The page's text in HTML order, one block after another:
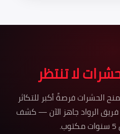
لا تنتظر
الحشرات فرصةً أكبر للتكاثر
فريق الرواد جاهز الآن — كشف